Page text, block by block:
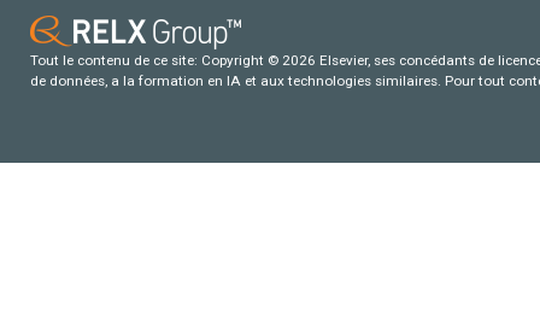
Tout le contenu de ce site: Copyright © 2026 Elsevier, ses concédants de
de données, a la formation en IA et aux technologies similaires. Pour tout